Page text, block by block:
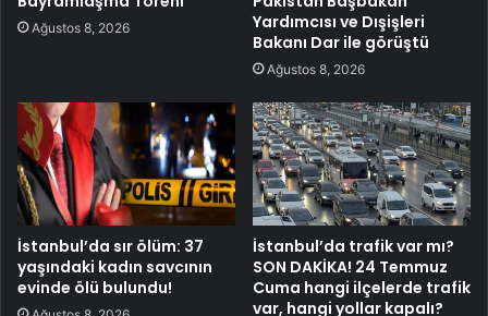
Ağustos 8, 2026
Yardımcısı ve Dışişleri
Bakanı Dar ile görüştü
Ağustos 8, 2026
İstanbul’da sır ölüm: 37
yaşındaki kadın savcının
evinde ölü bulundu!
İstanbul’da trafik var mı?
SON DAKİKA! 24 Temmuz
Cuma hangi ilçelerde trafik
var, hangi yollar kapalı?